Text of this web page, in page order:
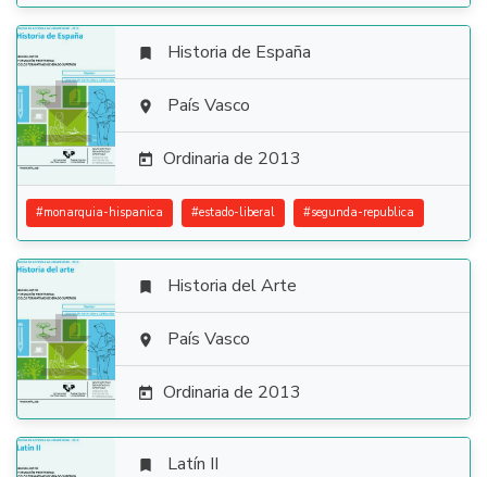

 Historia de España
 País Vasco
 Ordinaria de 2013
#monarquia-hispanica #estado-liberal #segunda-republica

 Historia del Arte
 País Vasco
 Ordinaria de 2013
 Latín II